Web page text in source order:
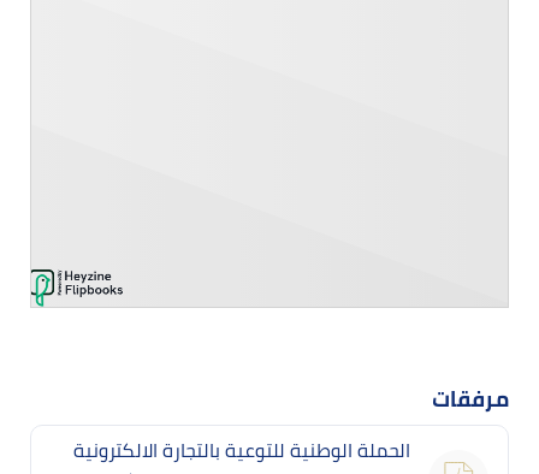
مرفقات
الحملة الوطنية للتوعية بالتجارة الالكترونية